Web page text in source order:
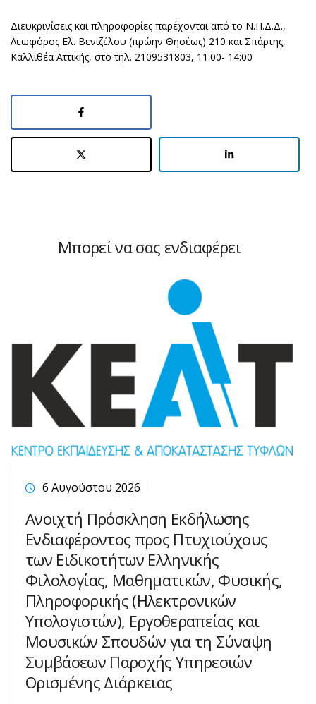
Διευκρινίσεις και πληροφορίες παρέχονται από το Ν.Π.Δ.Δ.,
Λεωφόρος Ελ. Βενιζέλου (πρώην Θησέως) 210 και Σπάρτης,
Καλλιθέα Αττικής, στο τηλ. 2109531803, 11:00- 14:00
Μπορεί να σας ενδιαφέρει
6 Αυγούστου 2026
Ανοιχτή Πρόσκληση Εκδήλωσης
Ενδιαφέροντος προς Πτυχιούχους
των Ειδικοτήτων Ελληνικής
Φιλολογίας, Μαθηματικών, Φυσικής,
Πληροφορικής (Ηλεκτρονικών
Υπολογιστών), Εργοθεραπείας και
Μουσικών Σπουδών για τη Σύναψη
Συμβάσεων Παροχής Υπηρεσιών
Ορισμένης Διάρκειας